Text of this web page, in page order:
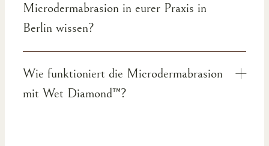
Microdermabrasion in eurer Praxis in
Berlin wissen?
Wie funktioniert die Microdermabrasion
mit Wet Diamond™?